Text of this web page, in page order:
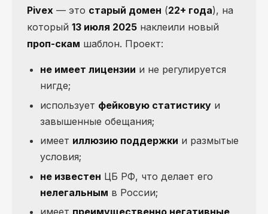
Pivex — это старый домен (22+ года), на
который 13 июля 2025 наклеили новый
проп-скам шаблон. Проект:
не имеет лицензии и не регулируется
нигде;
использует фейковую статистику и
завышенные обещания;
имеет иллюзию поддержки и размытые
условия;
не известен ЦБ РФ, что делает его
нелегальным в России;